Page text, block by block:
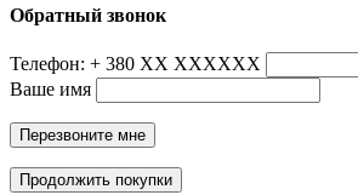
Обратный звонок
Телефон: + 380 ХХ ХХХХХХ
Ваше имя
Перезвоните мне
Продолжить покупки